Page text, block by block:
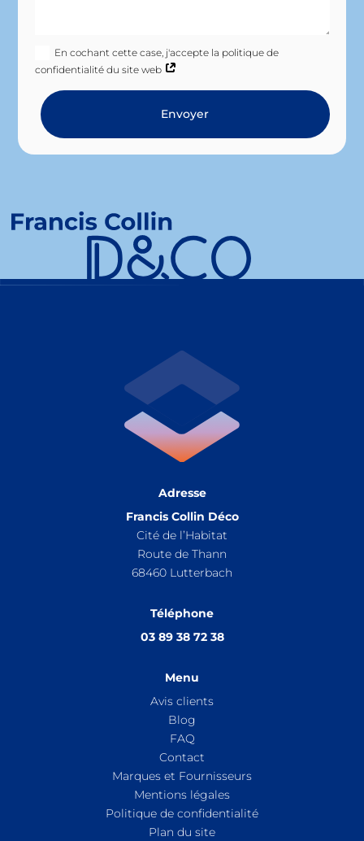
En cochant cette case, j'accepte la politique de
confidentialité du site web
Envoyer
Adresse
Francis Collin Déco
Cité de l’Habitat
Route de Thann
68460 Lutterbach
Téléphone
03 89 38 72 38
Menu
Avis clients
Blog
FAQ
Contact
Marques et Fournisseurs
Mentions légales
Politique de confidentialité
Plan du site